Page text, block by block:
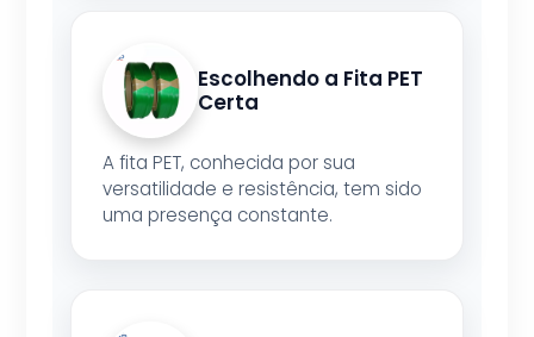
Escolhendo a Fita PET
Certa
A fita PET, conhecida por sua
versatilidade e resistência, tem sido
uma presença constante.